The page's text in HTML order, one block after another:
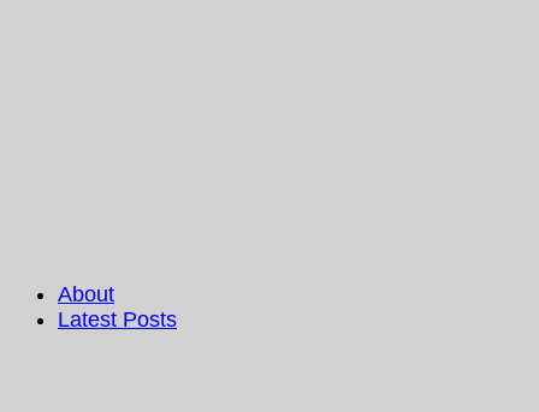
About
Latest Posts